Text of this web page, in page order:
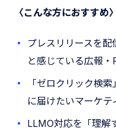
〈こんな方におすすめ〉
プレスリリースを
と感じている広報
「ゼロクリック検
に届けたいマーケ
LLMO対応を「理解